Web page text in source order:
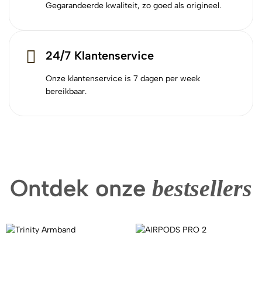
Gegarandeerde kwaliteit, zo goed als origineel.
24/7 Klantenservice
Onze klantenservice is 7 dagen per week
bereikbaar.
Ontdek onze bestsellers